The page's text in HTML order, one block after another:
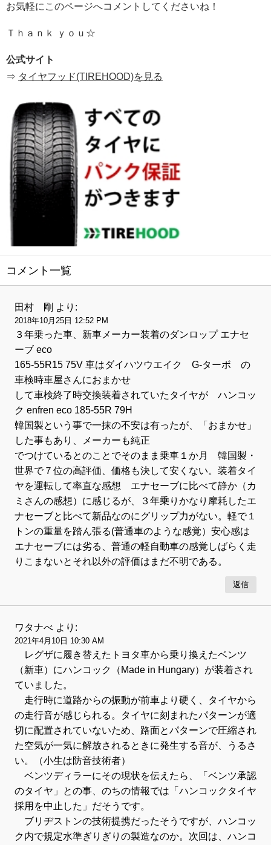
お気軽にこのページへコメントしてくださいね！
Ｔｈａｎｋ ｙｏｕ☆
公式サイト
⇒ タイヤフッド(TIREHOOD)を見る
コメント一覧
田村 剛 より:
2018年10月25日 12:52 PM
３年乗った車、新車メーカー装着のダンロップ エナセ
ーブ eco
165-55R15 75V 車はダイハツウエイク G-ターボ の
車検時車屋さんにおまかせ
して車検終了時交換装着されていたタイヤが ハンコッ
ク enfren eco 185-55R 79H
韓国製という事で一抹の不安は有ったが、「おまかせ」
した事もあり、メーカーも純正
でつけているとのことでそのまま乗車１か月 韓国製・
世界で７位の高評価、価格も決して安くない。装着タイ
ヤを運転して率直な感想 エナセーブに比べて静か（カ
ミさんの感想）に感じるが、３年乗りかなり摩耗したエ
ナセーブと比べて新品なのにグリップ力がない。軽で１
トンの重量を踏ん張る(普通車のような感覚）安心感は
エナセーブには劣る、普通の軽自動車の感覚しばらく走
りこまないとそれ以外の評価はまだ不明である。
返信
ワタナべ より:
2021年4月10日 10:30 AM
レグザに履き替えたトヨタ車から乗り換えたベンツ
（新車）にハンコック（Made in Hungary）が装着され
ていました。
走行時に道路からの振動が前車より硬く、タイヤから
の走行音が感じられる。タイヤに刻まれたパターンが適
切に配置されていないため、路面とパターンで圧縮され
た空気が一気に解放されるときに発生する音が、うるさ
い。（小生は防音技術者）
ベンツディラーにその現状を伝えたら、「ベンツ承認
のタイヤ」との事、のちの情報では「ハンコックタイヤ
採用を中止した」だそうです。
ブリヂストンの技術提携だったそうですが、ハンコッ
ク内で規定水準ぎりぎりの製造なのか。次回は、ハンコ